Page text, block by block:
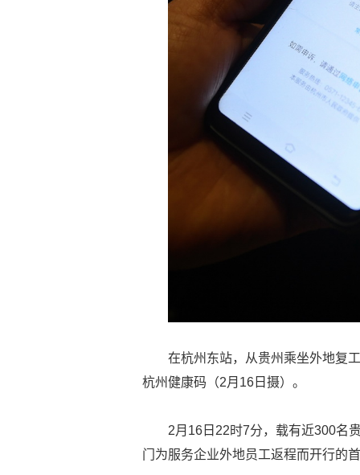
在杭州东站，从贵州乘坐外地复
杭州健康码（2月16日摄）。
2月16日22时7分，载有近300名
门为服务企业外地员工返程而开行的